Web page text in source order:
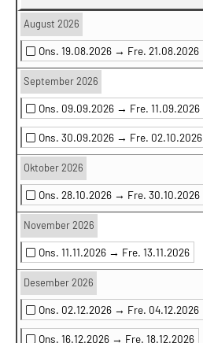
August 2026
Ons. 19.08.2026 → Fre. 21.08.2026
September 2026
Ons. 09.09.2026 → Fre. 11.09.2026
Ons. 30.09.2026 → Fre. 02.10.2026
Oktober 2026
Ons. 28.10.2026 → Fre. 30.10.2026
November 2026
Ons. 11.11.2026 → Fre. 13.11.2026
Desember 2026
Ons. 02.12.2026 → Fre. 04.12.2026
Ons. 16.12.2026 → Fre. 18.12.2026